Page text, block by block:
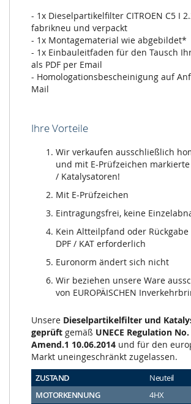
- 1x Dieselpartikelfilter CITROEN C5 I
fabrikneu und verpackt
- 1x Montagematerial wie abgebildet*
- 1x Einbauleitfaden für den Tausch
als PDF per Email
- Homologationsbescheinigung auf
Mail
Ihre Vorteile
Wir verkaufen ausschließlich
und mit E-Prüfzeichen
/ Katalysatoren!
Mit E-Prüfzeichen
Eintragungsfrei, keine
Kein Altteilpfand oder Rückgabe
DPF / KAT erforderlich
Euronorm ändert sich nicht
Wir beziehen unsere Ware
von EUROPÄISCHEN
Unsere Dieselpartikelfilter und
geprüft gemäß UNECE Regulation No.
Amend.1 10.06.2014 und für den
Markt uneingeschränkt zugelassen.
ZUSTAND
Neuteil
MOTORKENNUNG
4HX